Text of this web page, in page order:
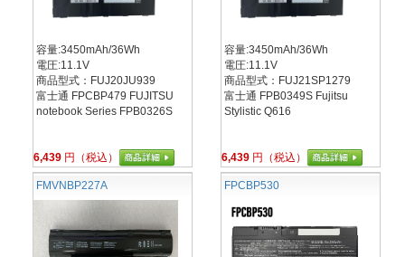
容量:3450mAh/36Wh
電圧:11.1V
商品型式：FUJ20JU939
富士通 FPCBP479 FUJITSU
notebook Series FPB0326S
6,439 円（税込）
容量:3450mAh/36Wh
電圧:11.1V
商品型式：FUJ21SP1279
富士通 FPB0349S Fujitsu
Stylistic Q616
6,439 円（税込）
FMVNBP227A FPCBP530